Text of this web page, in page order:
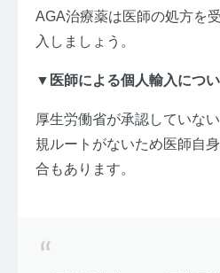
AGA治療薬は医師の処方を
入しましょう。
▼医師による個人輸入につ
厚生労働省が承認していな
規ルートがないため医師自
合もあります。